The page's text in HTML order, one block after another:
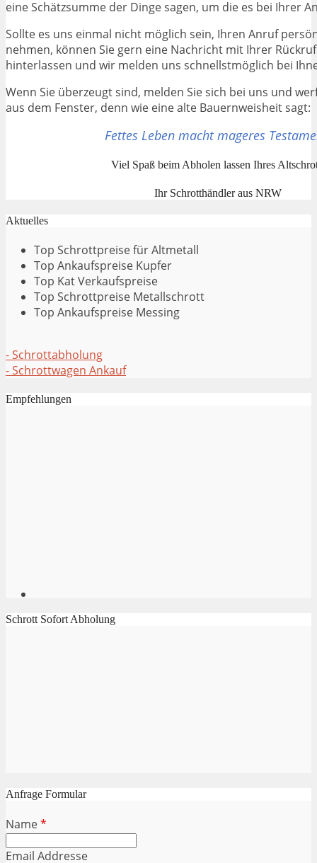
eine Schätzsumme der Dinge sagen, um die es bei Ihrer
Sollte es uns einmal nicht möglich sein, Ihren Anruf
nehmen, können Sie gern eine Nachricht mit Ihrer
hinterlassen und wir melden uns schnellstmöglich bei
Wenn Sie überzeugt sind, melden Sie sich bei uns und
aus dem Fenster, denn wie eine alte Bauernweisheit sagt:
Fettes Leben macht mageres
Viel Spaß beim Abholen lassen Ihres
Ihr Schrotthändler aus NRW
Aktuelles
Top Schrottpreise für Altmetall
Top Ankaufspreise Kupfer
Top Kat Verkaufspreise
Top Schrottpreise Metallschrott
Top Ankaufspreise Messing
- Schrottabholung
- Schrottwagen Ankauf
Empfehlungen
Schrott Sofort Abholung
Anfrage Formular
Name*
Email Addresse